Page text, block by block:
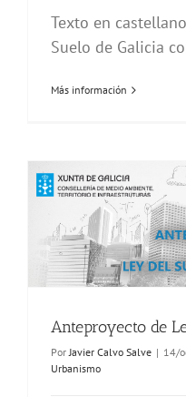
Texto en
Suelo de Galicia
Más información
Anteproyecto de
PorJavier Calvo Salve | 14/
Urbanismo